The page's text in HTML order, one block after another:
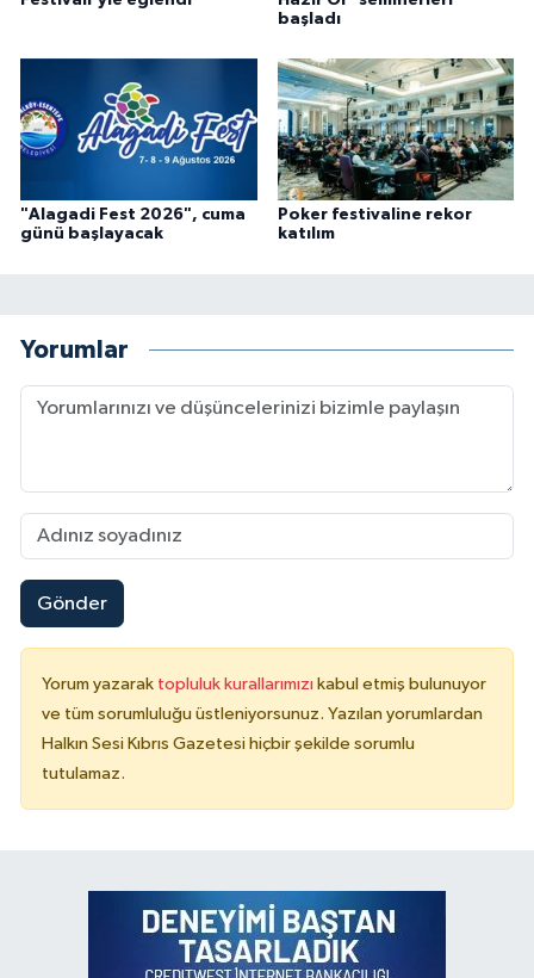
başladı
"Alagadi Fest 2026", cuma
günü başlayacak
Poker festivaline rekor
katılım
Yorumlar
Gönder
Yorum yazarak topluluk kurallarımızı kabul etmiş bulunuyor
ve tüm sorumluluğu üstleniyorsunuz. Yazılan yorumlardan
Halkın Sesi Kıbrıs Gazetesi hiçbir şekilde sorumlu
tutulamaz.